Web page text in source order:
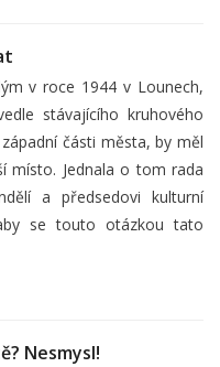
v roce 1944 v Lounech,
stávajícího kruhového
části města, by měl
místo. Jednala o tom rada
a předsedovi kulturní
se touto otázkou tato
Nesmysl!